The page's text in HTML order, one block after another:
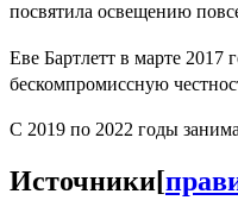
посвятила освещению
Еве Бартлетт в марте 2017
бескомпромиссную
С 2019 по 2022 годы
Источники[